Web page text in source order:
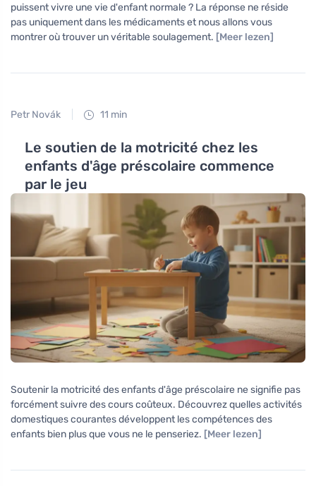
puissent vivre une vie d'enfant normale ? La réponse ne réside
pas uniquement dans les médicaments et nous allons vous
montrer où trouver un véritable soulagement. [Meer lezen]
Petr Novák 11 min
Le soutien de la motricité chez les
enfants d'âge préscolaire commence
par le jeu
Soutenir la motricité des enfants d'âge préscolaire ne signifie pas
forcément suivre des cours coûteux. Découvrez quelles activités
domestiques courantes développent les compétences des
enfants bien plus que vous ne le penseriez. [Meer lezen]